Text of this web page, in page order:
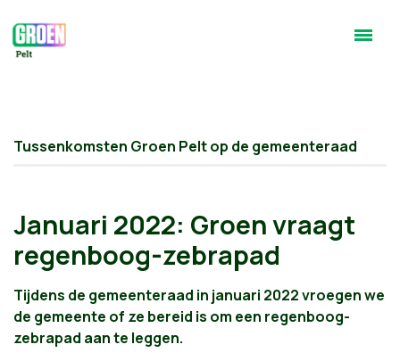
Tussenkomsten Groen Pelt op de gemeenteraad
Januari 2022: Groen vraagt
regenboog-zebrapad
Tijdens de gemeenteraad in januari 2022 vroegen we
de gemeente of ze bereid is om een regenboog-
zebrapad aan te leggen.